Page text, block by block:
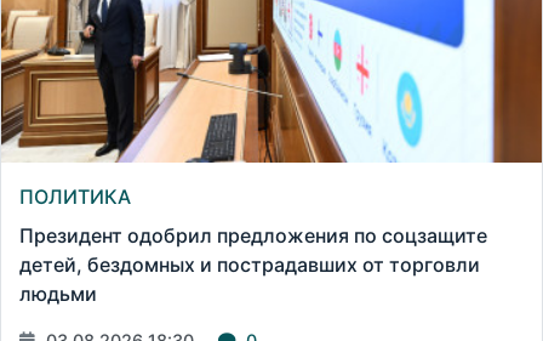
ПОЛИТИКА
Президент одобрил предложения по соцзащите
детей, бездомных и пострадавших от торговли
людьми